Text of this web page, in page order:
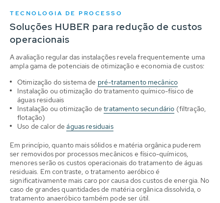
TECNOLOGIA DE PROCESSO
Soluções HUBER para redução de custos
operacionais
A avaliação regular das instalações revela frequentemente uma
ampla gama de potenciais de otimização e economia de custos:
Otimização do sistema de pré-tratamento mecânico
Instalação ou otimização do tratamento químico-físico de
águas residuais
Instalação ou otimização detratamento secundário (filtração,
flotação)
Uso de calor deáguas residuais
Em princípio, quanto mais sólidos e matéria orgânica puderem
ser removidos por processos mecânicos e físico-químicos,
menores serão os custos operacionais do tratamento de águas
residuais. Em contraste, o tratamento aeróbico é
significativamente mais caro por causa dos custos de energia. No
caso de grandes quantidades de matéria orgânica dissolvida, o
tratamento anaeróbico também pode ser útil.